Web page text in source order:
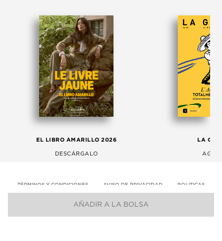
AÑADIR A LA BOLSA
EL LIBRO AMARILLO 2026
DESCÁRGALO
LA
TÉRMINOS Y CONDICIONES AVISO DE PRIVACIDAD POLITICAS